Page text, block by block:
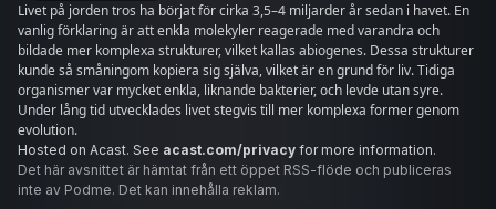
Livet på jorden tros ha börjat för cirka 3,5–4 miljarder år sedan i havet. En
vanlig förklaring är att enkla molekyler reagerade med varandra och
bildade mer komplexa strukturer, vilket kallas abiogenes. Dessa strukturer
kunde så småningom kopiera sig själva, vilket är en grund för liv. Tidiga
organismer var mycket enkla, liknande bakterier, och levde utan syre.
Under lång tid utvecklades livet stegvis till mer komplexa former genom
evolution.
Hosted on Acast. See acast.com/privacy for more information.
Det här avsnittet är hämtat från ett öppet RSS-flöde och publiceras
inte av Podme. Det kan innehålla reklam.